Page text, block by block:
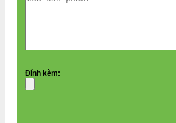
Đính kèm: